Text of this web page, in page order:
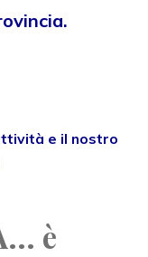
e il nostro
è